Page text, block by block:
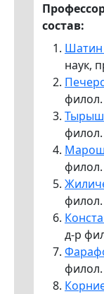
состав:
Шатин
наук,
филол.
филол.
филол.
д-р
филол.